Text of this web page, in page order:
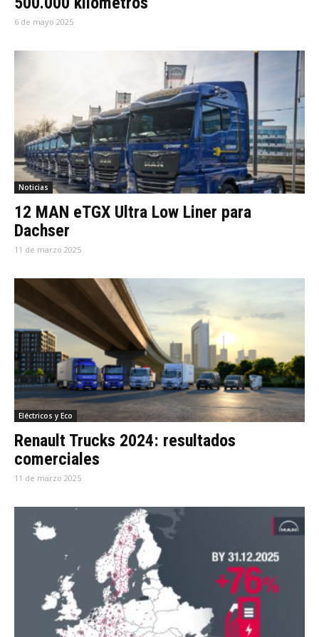
6 de mayo 2025
Noticias
12 MAN eTGX Ultra Low Liner para
Dachser
11 de marzo 2025
Eléctricos y Eco
Renault Trucks 2024: resultados
comerciales
11 de marzo 2025